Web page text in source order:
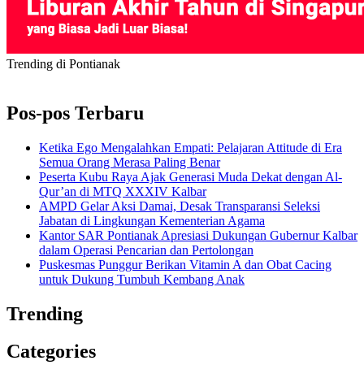
Trending di Pontianak
Pos-pos Terbaru
Ketika Ego Mengalahkan Empati: Pelajaran Attitude di Era
Semua Orang Merasa Paling Benar
Peserta Kubu Raya Ajak Generasi Muda Dekat dengan Al-
Qur’an di MTQ XXXIV Kalbar
AMPD Gelar Aksi Damai, Desak Transparansi Seleksi
Jabatan di Lingkungan Kementerian Agama
Kantor SAR Pontianak Apresiasi Dukungan Gubernur Kalbar
dalam Operasi Pencarian dan Pertolongan
Puskesmas Punggur Berikan Vitamin A dan Obat Cacing
untuk Dukung Tumbuh Kembang Anak
Trending
Categories